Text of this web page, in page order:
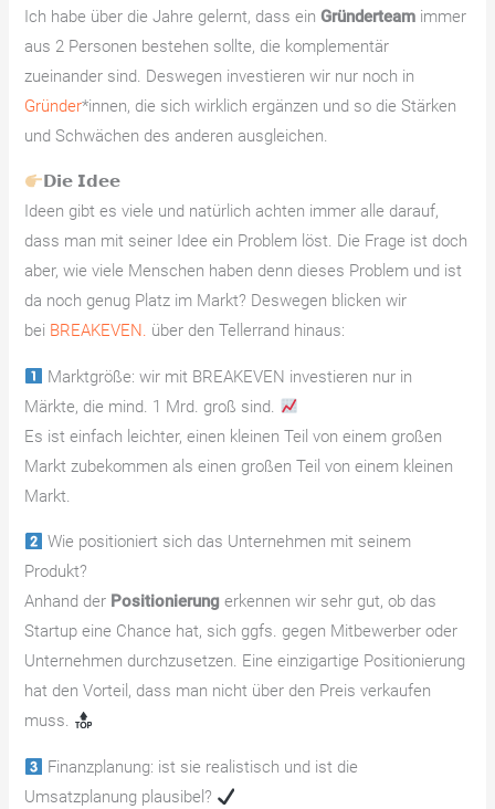
Ich habe über die Jahre gelernt, dass einGründerteam immer
aus 2 Personen bestehen sollte, die komplementär
zueinander sind. Deswegen investieren wir nur noch in
Gründer*innen, die sich wirklich ergänzen und so die Stärken
und Schwächen des anderen ausgleichen.
𝗗𝗶𝗲 𝗜𝗱𝗲𝗲
Ideen gibt es viele und natürlich achten immer alle darauf,
dass man mit seiner Idee ein Problem löst. Die Frage ist doch
aber, wie viele Menschen haben denn dieses Problem und ist
da noch genug Platz im Markt? Deswegen blicken wir
bei BREAKEVEN. über den Tellerrand hinaus:
Marktgröße: wir mit BREAKEVEN investieren nur in
Märkte, die mind. 1 Mrd. groß sind.
Es ist einfach leichter, einen kleinen Teil von einem großen
Markt zubekommen als einen großen Teil von einem kleinen
Markt.
Wie positioniert sich das Unternehmen mit seinem
Produkt?
Anhand der Positionierung erkennen wir sehr gut, ob das
Startup eine Chance hat, sich ggfs. gegen Mitbewerber oder
Unternehmen durchzusetzen. Eine einzigartige Positionierung
hat den Vorteil, dass man nicht über den Preis verkaufen
muss.
Finanzplanung: ist sie realistisch und ist die
Umsatzplanung plausibel?